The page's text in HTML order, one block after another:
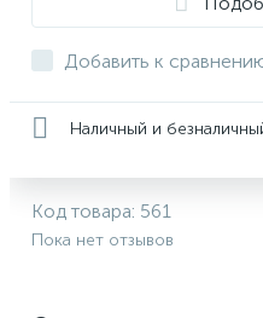
Добавить к
Наличный и
Код товара: 561
Пока нет отзывов